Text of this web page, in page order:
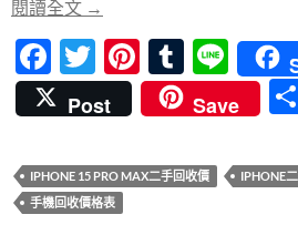
o
k
閱讀全文 立即兌現價值！iPhone 15
→
F
ac
e
b
o
T
w
itt
er
Pi
nt
er
es
t
T
u
m
bl
r
Li
n
e
Post
Save
IPHONE 15 PRO MAX二手回收價
IPHONE
手機回收價格表